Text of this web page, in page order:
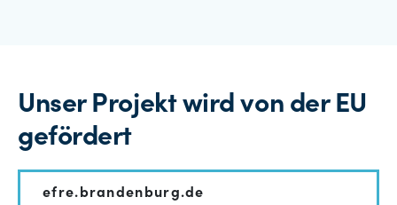
Unser Projekt wird von der EU
gefördert
efre.brandenburg.de